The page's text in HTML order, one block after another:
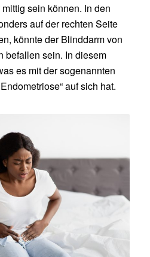
sein können. In den
auf der rechten Seite
könnte der Blinddarm von
befallen sein. In diesem
es mit der sogenannten
auf sich hat.